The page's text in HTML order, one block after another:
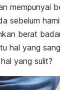
mempunyai
sebelum
berat
hal yang
yang sulit?